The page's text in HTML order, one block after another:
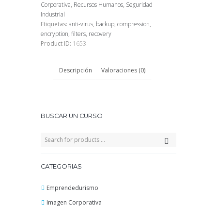
Corporativa, Recursos Humanos, Seguridad
Industrial
Etiquetas: anti-virus, backup, compression,
encryption, filters, recovery
Product ID: 1653
Descripción Valoraciones (0)
BUSCAR UN CURSO
CATEGORIAS
Emprendedurismo
Imagen Corporativa